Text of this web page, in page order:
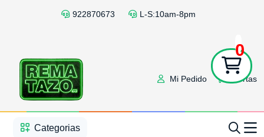
922870673 L-S:10am-8pm
Mi Pedido Ofertas
0
Categorias